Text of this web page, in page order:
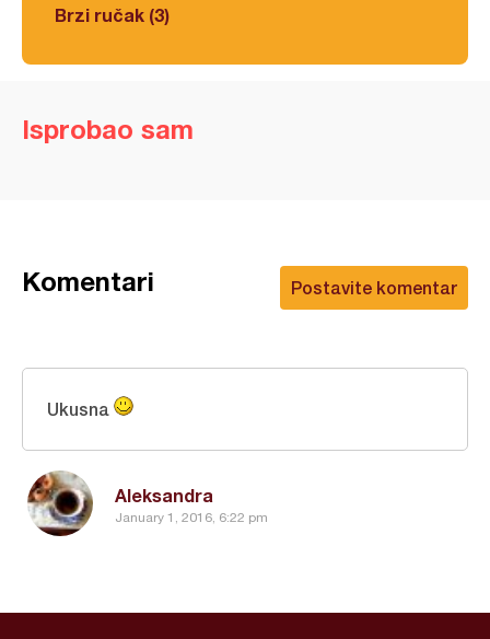
Brzi ručak (3)
Isprobao sam
Postavite komentar
Komentari
Aleksandra
January 1, 2016, 6:22 pm
Ukusna